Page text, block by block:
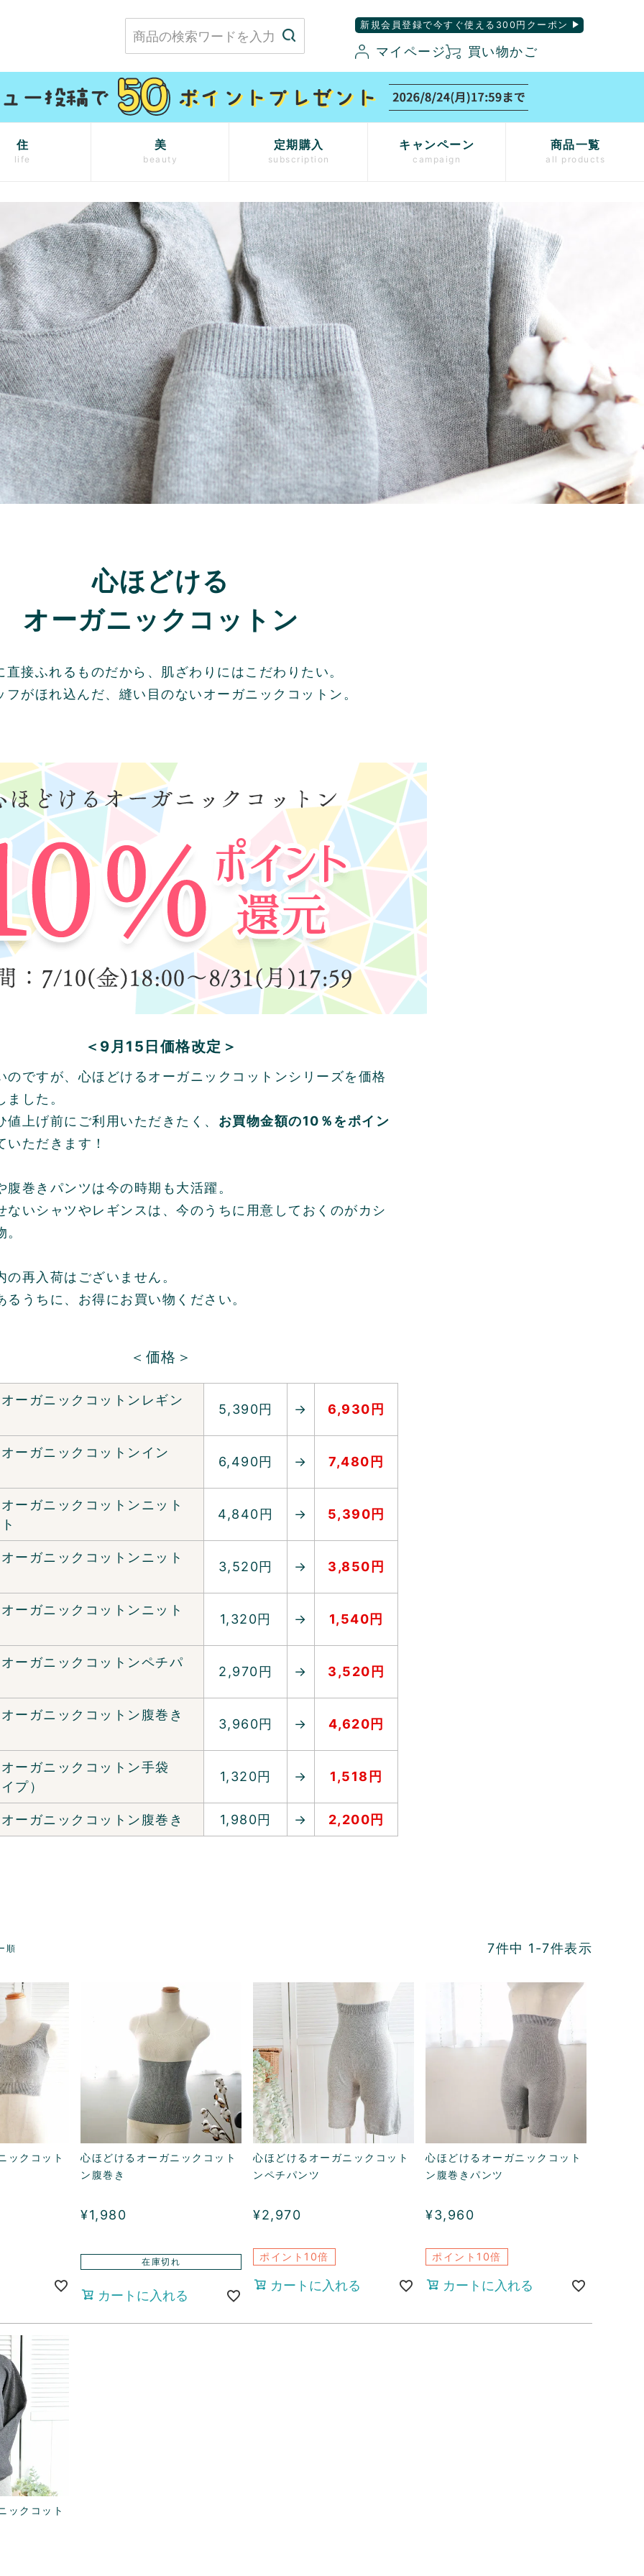
新規会員登録で今すぐ使える300円クーポン
マイページ 買い物かご
住
life
美
beauty
定期購入
subscription
キャンペーン
campaign
商品一覧
all products
心ほどける
オーガニックコットン
直接ふれるものだから、 肌ざわりにはこだわりたい。
フがほれ込んだ、 縫い目のないオーガニックコットン。
＜9月15日価格改定＞
のですが、心ほどけるオーガニックコットンシリーズを価格
した。
値上げ前にご利用いただきたく、 お買物金額の10％をポイン
いただきます！
腹巻きパンツは今の時期も大活躍。
ないシャツやレギンスは、今のうちに用意しておくのがカシ
の再入荷はございません。
るうちに、お得にお買い物ください。
＜価格＞
ーガニックコットンレギン
5,390円 → 6,930円
ーガニックコットンイン
6,490円 → 7,480円
ーガニックコットンニット
4,840円 → 5,390円
ーガニックコットンニット
3,520円 → 3,850円
ーガニックコットンニット
1,320円 → 1,540円
ーガニックコットンペチパ
2,970円 → 3,520円
ーガニックコットン腹巻き
3,960円 → 4,620円
ーガニックコットン手袋
プ）
1,320円 → 1,518円
ーガニックコットン腹巻き 1,980円 → 2,200円
順 7件中 1 -7件表示
ックコット
心ほどけるオーガニックコット
ン腹巻き
¥1,980
在庫切れ
カートに入れる
心ほどけるオーガニックコット
ンペチパンツ
¥2,970
ポイント10倍
カートに入れる
心ほどけるオーガニックコット
ン腹巻きパンツ
¥3,960
ポイント10倍
カートに入れる
ックコット